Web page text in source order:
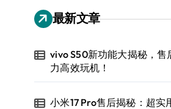
最新文章
vivo S50新功能大揭秘，售
力高效玩机！
小米17 Pro售后揭秘：超实